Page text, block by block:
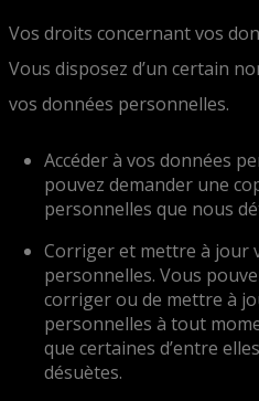
Vos droits concernant vos
Vous disposez d’un certain
vos données personnelles.
Accéder à vos données
pouvez demander une
personnelles que nous
Corriger et mettre à jour
personnelles. Vous
corriger ou de mettre à
personnelles à tout
que certaines d’entre
désuètes.